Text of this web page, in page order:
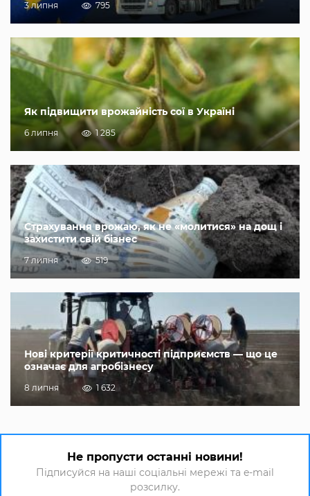
3 липня 795
Як підвищити врожайність сої в Україні
6 липня 1 285
Страхування врожаю, як не «молитися» на дощ і
захистити свій бізнес
7 липня 519
Нові критерії критичності підприємств — що це
означає для агробізнесу
8 липня 1 632
Не пропусти останні новини!
Підписуйся на наші соціальні мережі та e-mail
розсилку.